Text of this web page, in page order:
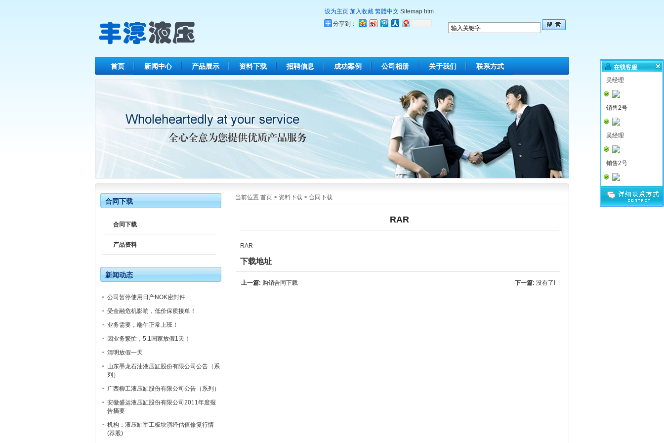
设为主页 加入收藏 繁體中文 Sitemap htm
分享到：
首页 新闻中心 产品展示 资料下载 招聘信息 成功案例 公司相册 关于我们 联系方式
当前位置:首页 > 资料下载 > 合同下载
RAR
RAR
下载地址
上一篇: 购销合同下载 下一篇:没有了!
合同下载
合同下载
产品资料
新闻动态
公司暂停使用日产NOK密封件
受金融危机影响，低价保质接单！
业务需要，端午正常上班！
因业务繁忙，5.1国家放假1天！
清明放假一天
山东墨龙石油液压缸股份有限公司公告（系
列）
广西柳工液压缸股份有限公司公告（系列）
安徽盛运液压缸股份有限公司2011年度报
告摘要
机构：液压缸军工板块演绎估值修复行情
(荐股)
在线客服
吴经理
销售2号
吴经理
销售2号